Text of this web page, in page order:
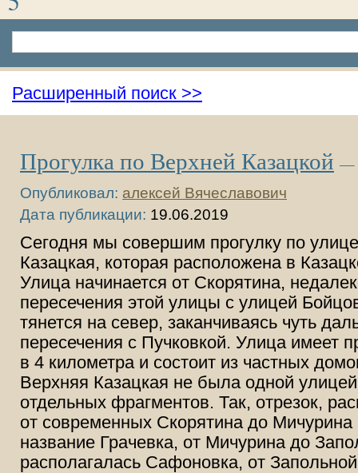
Расширенный поиск >>
Прогулка по Верхней Казацкой —
Опубликовал: алексей Вячеславович
Дата публикации: 19.06.2019
Сегодня мы совершим прогулку по
Казацкая, которая расположена в
Улица начинается от Скорятина,
пересечения этой улицы с улицей
тянется на север, заканчиваясь чуть
пересечения с Пучковкой. Улица имеет
в 4 километра и состоит из частных
Верхняя Казацкая не была одной
отдельных фрагментов. Так, отрезок,
от современных Скорятина до Мичурина
название Грачевка, от Мичурина до
располагалась Сафоновка, от